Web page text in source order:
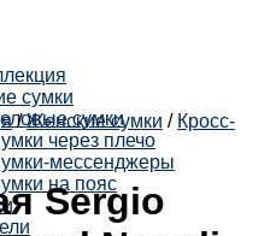
сумки
сумки
через плечо
мессенджеры
на пояс
/ Женские сумки / Кросс-
Sergio